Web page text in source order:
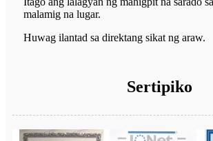
malamig na lugar.
Huwag ilantad sa direktang sikat ng araw.
Sertipiko